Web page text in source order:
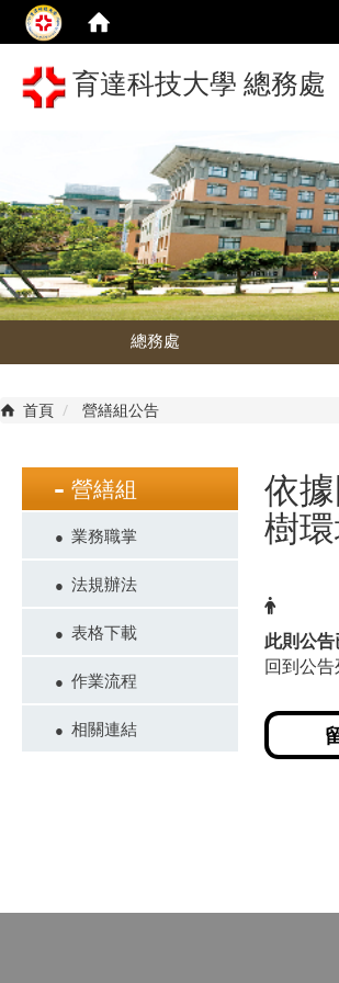
育達科技大學 總務處
總務處
首頁 營繕組公告
營繕組
業務職掌
法規辦法
表格下載
作業流程
相關連結
依
樹
此則公
回到公告